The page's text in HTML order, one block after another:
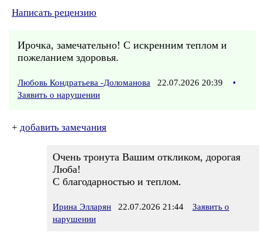
Написать рецензию
Ирочка, замечательно! С искренним теплом и
пожеланием здоровья.
Любовь Кондратьева -Доломанова 22.07.2026 20:39
•
Заявить о нарушении
+ добавить замечания
Очень тронута Вашим откликом, дорогая
Люба!
С благодарностью и теплом.
Ирина Элларян 22.07.2026 21:44
Заявить о
нарушении